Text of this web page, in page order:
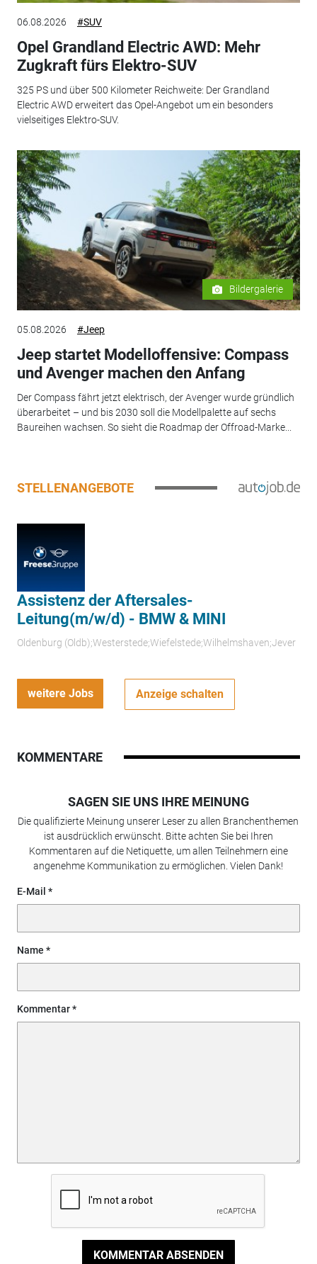
06.08.2026 #SUV
Opel Grandland Electric AWD: Mehr
Zugkraft fürs Elektro-SUV
325 PS und über 500 Kilometer Reichweite: Der Grandland
Electric AWD erweitert das Opel-Angebot um ein besonders
vielseitiges Elektro-SUV.
Bildergalerie
05.08.2026 #Jeep
Jeep startet Modelloffensive: Compass
und Avenger machen den Anfang
Der Compass fährt jetzt elektrisch, der Avenger wurde gründlich
überarbeitet – und bis 2030 soll die Modellpalette auf sechs
Baureihen wachsen. So sieht die Roadmap der Offroad-Marke...
STELLENANGEBOTE
Assistenz der Aftersales-
Leitung(m/w/d) - BMW & MINI
Oldenburg (Oldb);Westerstede;Wiefelstede;Wilhelmshaven;Jever
weitere Jobs Anzeige schalten
KOMMENTARE
SAGEN SIE UNS IHRE MEINUNG
Die qualifizierte Meinung unserer Leser zu allen Branchenthemen
ist ausdrücklich erwünscht. Bitte achten Sie bei Ihren
Kommentaren auf die Netiquette, um allen Teilnehmern eine
angenehme Kommunikation zu ermöglichen. Vielen Dank!
E-Mail
Name
Kommentar
KOMMENTAR ABSENDEN